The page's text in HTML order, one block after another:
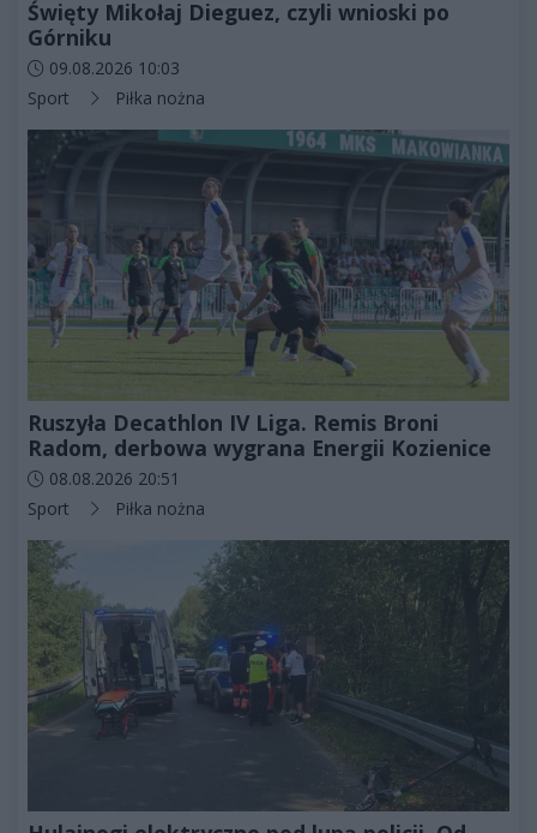
Święty Mikołaj Dieguez, czyli wnioski po
Górniku
Data dodania artykułu:
09.08.2026 10:03
Kategorie artykułu:
Sport Piłka nożna
Ruszyła Decathlon IV Liga. Remis Broni
Radom, derbowa wygrana Energii Kozienice
Data dodania artykułu:
08.08.2026 20:51
Kategorie artykułu:
Sport Piłka nożna